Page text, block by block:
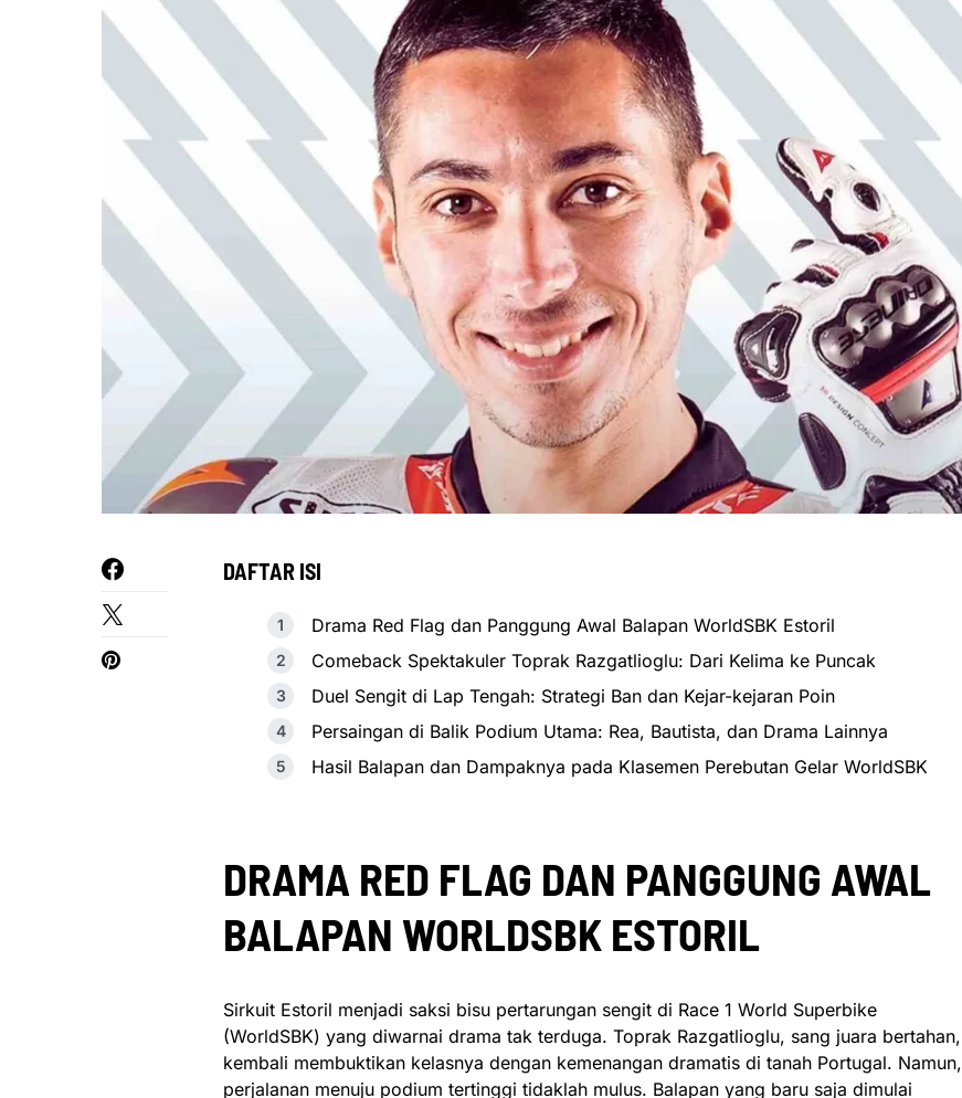
DAFTAR ISI
Drama Red Flag dan Panggung Awal Balapan WorldSBK Estoril
Comeback Spektakuler Toprak Razgatlioglu: Dari Kelima ke Puncak
Duel Sengit di Lap Tengah: Strategi Ban dan Kejar-kejaran Poin
Persaingan di Balik Podium Utama: Rea, Bautista, dan Drama Lainnya
Hasil Balapan dan Dampaknya pada Klasemen Perebutan Gelar WorldSBK
DRAMA RED FLAG DAN PANGGUNG AWAL
BALAPAN WORLDSBK ESTORIL
Sirkuit Estoril menjadi saksi bisu pertarungan sengit di Race 1 World Superbike
(WorldSBK) yang diwarnai drama tak terduga. Toprak Razgatlioglu, sang juara bertahan,
kembali membuktikan kelasnya dengan kemenangan dramatis di tanah Portugal. Namun,
perjalanan menuju podium tertinggi tidaklah mulus. Balapan yang baru saja dimulai